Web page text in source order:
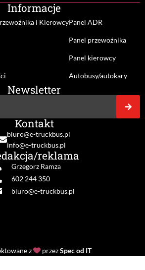
Informacje
i KierowcyPanel ADR
Panel przewoźnika
Panel kierowcy
Autobusy/autokary
Newsletter
Kontakt
biuro@e-truckbus.pl
info@e-truckbus.pl
reklama
Grzegorz Ramza
602 244 350
biuro@e-truckbus.pl
z przezSpec od IT